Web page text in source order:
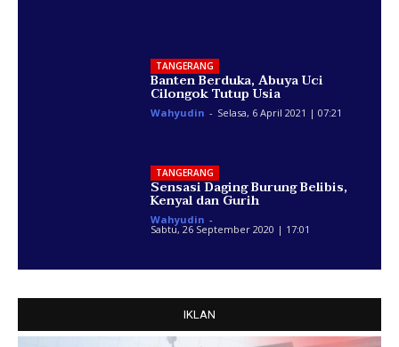
TANGERANG
Banten Berduka, Abuya Uci
Cilongok Tutup Usia
Wahyudin - Selasa, 6 April 2021 | 07:21
TANGERANG
Sensasi Daging Burung Belibis,
Kenyal dan Gurih
Wahyudin -
Sabtu, 26 September 2020 | 17:01
IKLAN